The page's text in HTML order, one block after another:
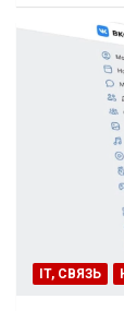
IT, СВЯЗЬ